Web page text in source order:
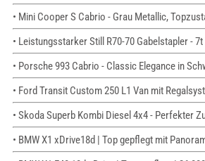
• Mini Cooper S Cabrio - Grau Metallic,
• Leistungsstarker Still R70-70 Gabelstapler -
• Porsche 993 Cabrio - Classic Elegance in
• Ford Transit Custom 250 L1 Van mit
• Skoda Superb Kombi Diesel 4x4 - Perfekter
• BMW X1 xDrive18d | Top gepflegt mit